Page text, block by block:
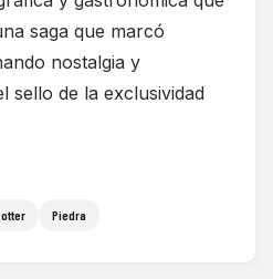
saga que marcó
nostalgia y
sello de la exclusividad
Piedra